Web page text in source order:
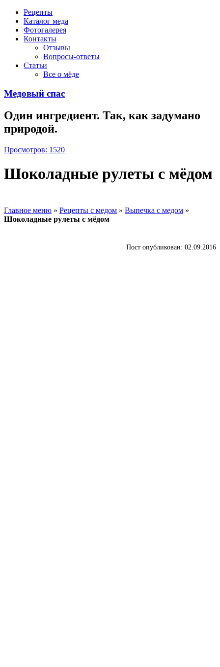
Рецепты
Каталог меда
Фотогалерея
Контакты
Отзывы
Вопросы-ответы
Статьи
Все о мёде
Медовый спас
Один ингредиент. Так, как задумано
природой.
Просмотров: 1520
Шоколадные рулеты с мёдом
Главное меню » Рецепты с медом » Выпечка с медом »
Шоколадные рулеты с мёдом
Пост опубликован: 02.09.2016